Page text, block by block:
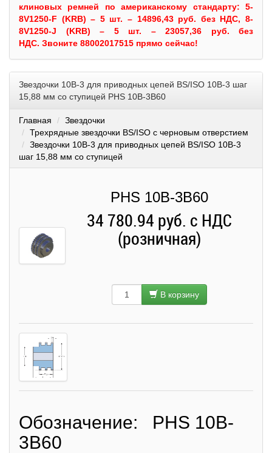
клиновых ремней по американскому стандарту: 5-
8V1250-F (KRB) – 5 шт. – 14896,43 руб. без НДС, 8-
8V1250-J (KRB) – 5 шт. – 23057,36 руб. без
НДС. Звоните 88002017515 прямо сейчас!
Звездочки 10B-3 для приводных цепей BS/ISO 10B-3 шаг
15,88 мм со ступицей PHS 10B-3B60
Главная
Звездочки
Трехрядные звездочки BS/ISO с черновым отверстием
Звездочки 10B-3 для приводных цепей BS/ISO 10B-3
шаг 15,88 мм со ступицей
PHS 10B-3B60
34 780.94 руб. с НДС
(розничная)
В корзину
Обозначение: PHS 10B-
3B60